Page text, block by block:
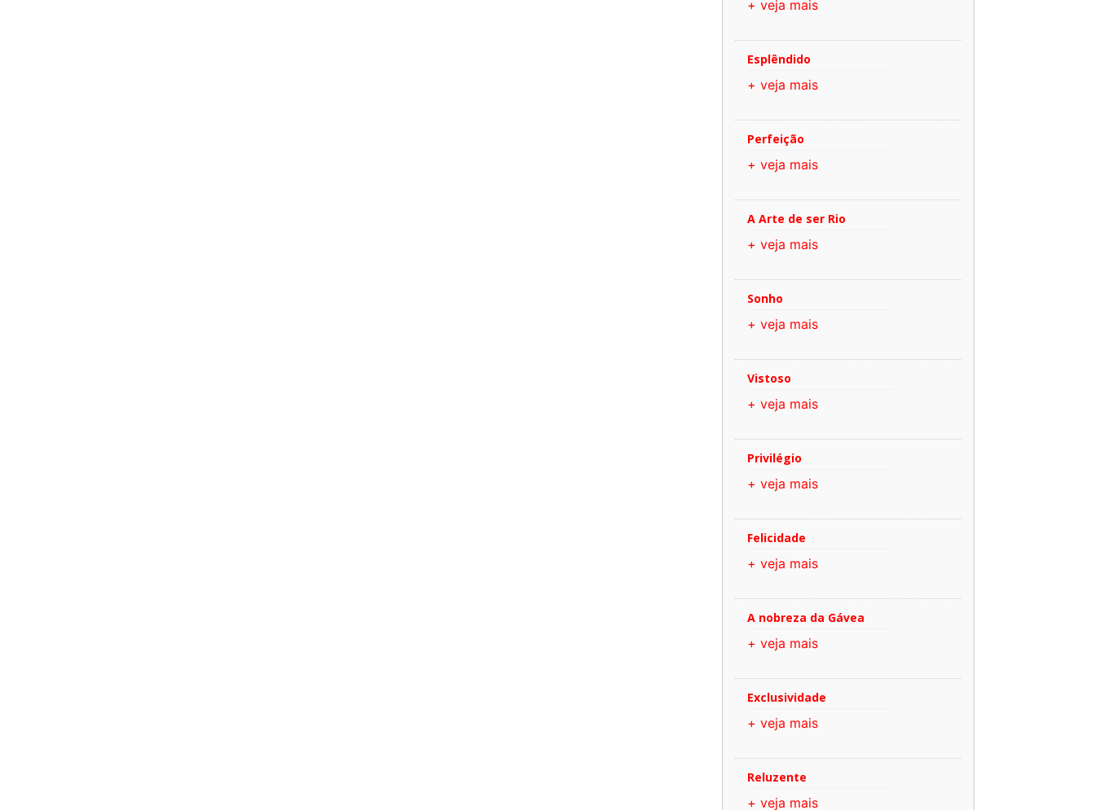
+ veja mais
Esplêndido
+ veja mais
Perfeição
+ veja mais
A Arte de ser Rio
+ veja mais
Sonho
+ veja mais
Vistoso
+ veja mais
Privilégio
+ veja mais
Felicidade
+ veja mais
A nobreza da Gávea
+ veja mais
Exclusividade
+ veja mais
Reluzente
+ veja mais